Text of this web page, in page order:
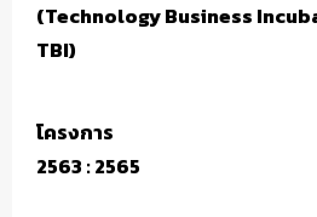
(Technology Business
TBI)
โครงการ
2563 : 2565